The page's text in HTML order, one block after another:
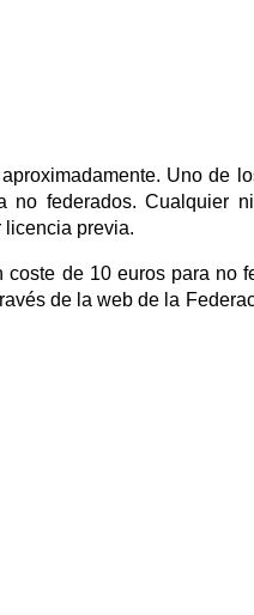
Uno de
no federados. Cualquier
licencia previa.
de 10 euros para no
de la web de la